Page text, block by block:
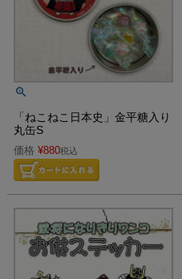
「ねこねこ日本史」金平糖入り
丸缶S
価格 ¥880税込